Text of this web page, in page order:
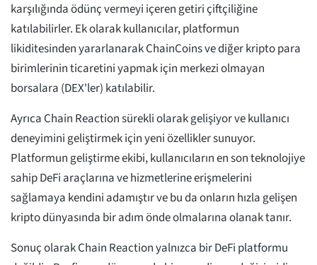
karşılığında ödünç vermeyi içeren getiri çiftçiliğine
katılabilirler. Ek olarak kullanıcılar, platformun
likiditesinden yararlanarak ChainCoins ve diğer kripto para
birimlerinin ticaretini yapmak için merkezi olmayan
borsalara (DEX'ler) katılabilir.
Ayrıca Chain Reaction sürekli olarak gelişiyor ve kullanıcı
deneyimini geliştirmek için yeni özellikler sunuyor.
Platformun geliştirme ekibi, kullanıcıların en son teknolojiye
sahip DeFi araçlarına ve hizmetlerine erişmelerini
sağlamaya kendini adamıştır ve bu da onların hızla gelişen
kripto dünyasında bir adım önde olmalarına olanak tanır.
Sonuç olarak Chain Reaction yalnızca bir DeFi platformu